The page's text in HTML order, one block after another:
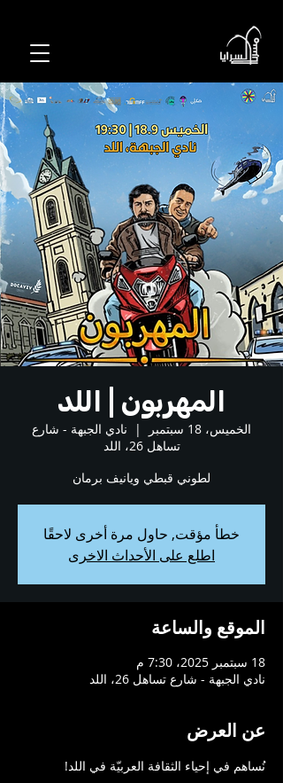
المهربون | اللد
الخميس، 18 سبتمبر
  |
نادي الجبهة - شارع
تساهل 26، اللد
لطوني قبطي ويانيف برمان
خطأ مؤقت, حاول مرة أخرى لاحقًا
اطلع على الأحداث الاخرى
الموقع والساعة
18 سبتمبر 2025، 7:30 م
نادي الجبهة - شارع تساهل 26، اللد
عن العرض
نُساهم في إحياء الثقافة العربيّة في اللد!